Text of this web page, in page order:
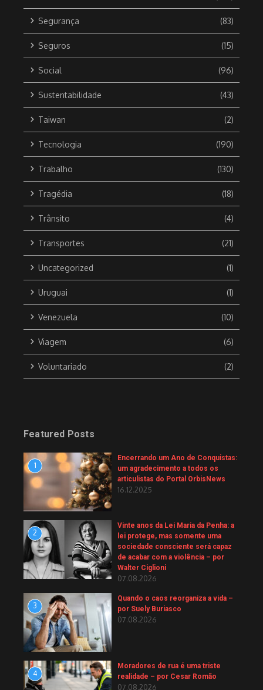
Segurança (83)
Seguros (15)
Social (96)
Sustentabilidade (43)
Taiwan (2)
Tecnologia (190)
Trabalho (130)
Tragédia (18)
Trânsito (4)
Transportes (21)
Uncategorized (1)
Uruguai (1)
Venezuela (10)
Viagem (6)
Voluntariado (2)
Featured Posts
1
Encerrando um Ano de Conquistas:
um agradecimento a todos os
articulistas do Portal OrbisNews
16.12.2025
2
Vinte anos da Lei Maria da Penha: a
lei protege, mas somente uma
sociedade consciente será capaz
de acabar com a violência – por
Walter Ciglioni
07.08.2026
3
Quando o caos reorganiza a vida –
por Suely Buriasco
07.08.2026
4
Moradores de rua é uma triste
realidade – por Cesar Romão
07.08.2026